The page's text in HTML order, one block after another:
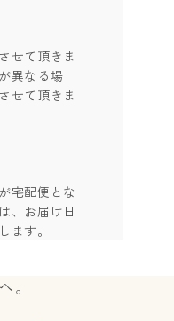
せて頂きま
異なる場
せて頂きま
宅配便とな
、お届け日
ます。
。